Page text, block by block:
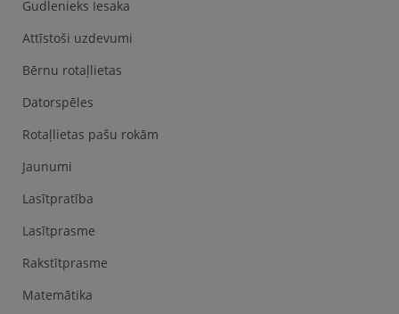
Gudlenieks Iesaka
Attīstoši uzdevumi
Bērnu rotaļlietas
Datorspēles
Rotaļlietas pašu rokām
Jaunumi
Lasītpratība
Lasītprasme
Rakstītprasme
Matemātika